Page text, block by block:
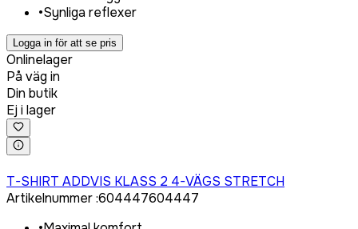
•Synliga reflexer
Logga in för att se pris
Onlinelager
På väg in
Din butik
Ej i lager
T-SHIRT ADDVIS KLASS 2 4-VÄGS STRETCH
Artikelnummer:604447604447